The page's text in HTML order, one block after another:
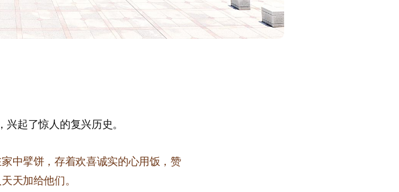
起了惊人的复兴历史。
中擘饼，存着欢喜诚实的心用饭，赞
天加给他们。